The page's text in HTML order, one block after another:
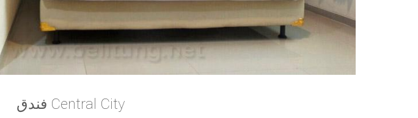
فندق Central City